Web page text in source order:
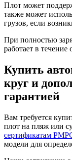
Плот может
также может
грузов, если
При полностью
работает в течение
Купить
круг и
гарантией
Вам требуется
плот на пляж или
сертификатам
модели для